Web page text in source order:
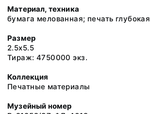
Материал, техника
бумага мелованная; печать глубокая
Размер
2.5x5.5
Тираж: 4750000 экз.
Коллекция
Печатные материалы
Музейный номер